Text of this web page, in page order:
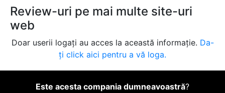
Review-uri pe mai multe site-uri
web
Doar userii logați au acces la această informație. Da-
ți click aici pentru a vă loga.
Este acesta compania dumneavoastră?